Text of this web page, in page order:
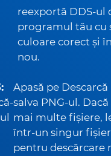
reexportă DDS-ul
programul tău cu
culoare corect și
nou.
Apasă pe
salva PNG-ul.
mai multe fișiere,
într-un singur fișier
pentru descărcare